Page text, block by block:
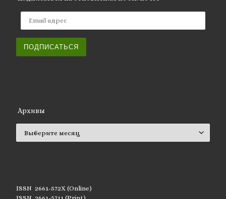
ПОДПИСАТЬСЯ
Архивы
ISSN 2661-572X (Online)